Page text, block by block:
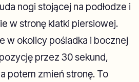
nogi stojącej na podłodze i
w stronę klatki piersiowej.
w okolicy pośladka i bocznej
przez 30 sekund,
potem zmień stronę. To